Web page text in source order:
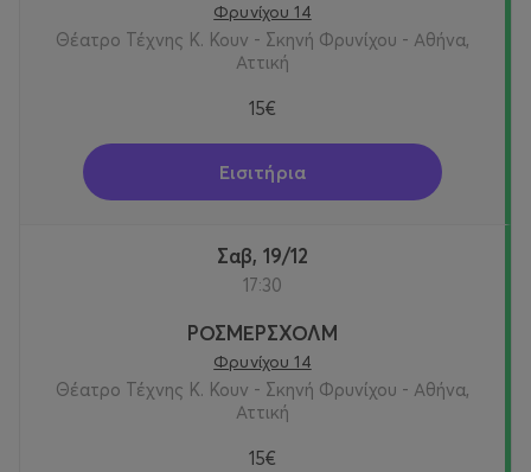
Φρυνίχου 14
Θέατρο Τέχνης Κ. Κουν - Σκηνή Φρυνίχου - Αθήνα,
Αττική
15€
Εισιτήρια
Σαβ, 19/12
17:30
ΡΟΣΜΕΡΣΧΟΛΜ
Φρυνίχου 14
Θέατρο Τέχνης Κ. Κουν - Σκηνή Φρυνίχου - Αθήνα,
Αττική
15€